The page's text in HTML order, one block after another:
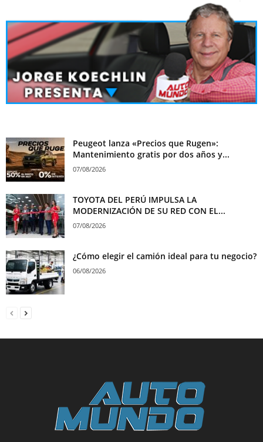
Peugeot lanza «Precios que Rugen»:
Mantenimiento gratis por dos años y...
07/08/2026
TOYOTA DEL PERÚ IMPULSA LA
MODERNIZACIÓN DE SU RED CON EL...
07/08/2026
¿Cómo elegir el camión ideal para tu negocio?
06/08/2026